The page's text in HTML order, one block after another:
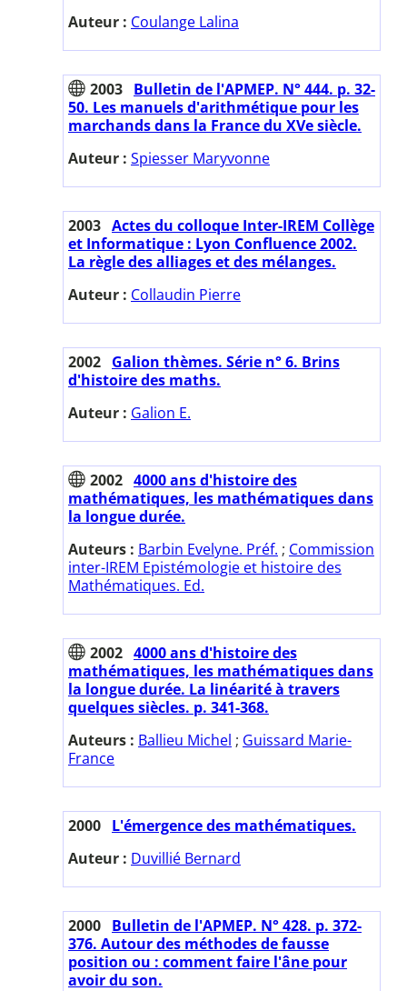
Auteur : Coulange Lalina
2003 Bulletin de l'APMEP. N° 444. p. 32-
50. Les manuels d'arithmétique pour les
marchands dans la France du XVe siècle.
Auteur : Spiesser Maryvonne
2003 Actes du colloque Inter-IREM Collège
et Informatique : Lyon Confluence 2002.
La règle des alliages et des mélanges.
Auteur : Collaudin Pierre
2002 Galion thèmes. Série n° 6. Brins
d'histoire des maths.
Auteur : Galion E.
2002 4000 ans d'histoire des
mathématiques, les mathématiques dans
la longue durée.
Auteurs : Barbin Evelyne. Préf. ; Commission
inter-IREM Epistémologie et histoire des
Mathématiques. Ed.
2002 4000 ans d'histoire des
mathématiques, les mathématiques dans
la longue durée. La linéarité à travers
quelques siècles. p. 341-368.
Auteurs : Ballieu Michel ; Guissard Marie-
France
2000 L'émergence des mathématiques.
Auteur : Duvillié Bernard
2000 Bulletin de l'APMEP. N° 428. p. 372-
376. Autour des méthodes de fausse
position ou : comment faire l'âne pour
avoir du son.